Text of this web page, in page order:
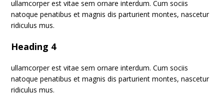
ullamcorper est vitae sem ornare interdum. Cum sociis
natoque penatibus et magnis dis parturient montes, nascetur
ridiculus mus.
Heading 4
ullamcorper est vitae sem ornare interdum. Cum sociis
natoque penatibus et magnis dis parturient montes, nascetur
ridiculus mus.